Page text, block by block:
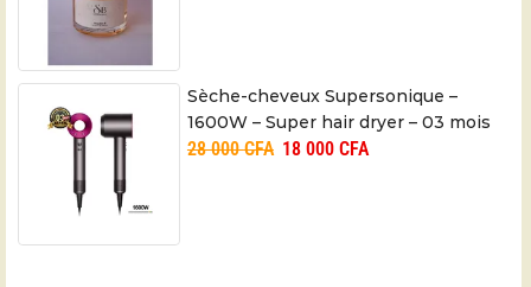
Sèche-cheveux Supersonique –
1600W – Super hair dryer – 03 mois
28 000CFA 18 000 CFA